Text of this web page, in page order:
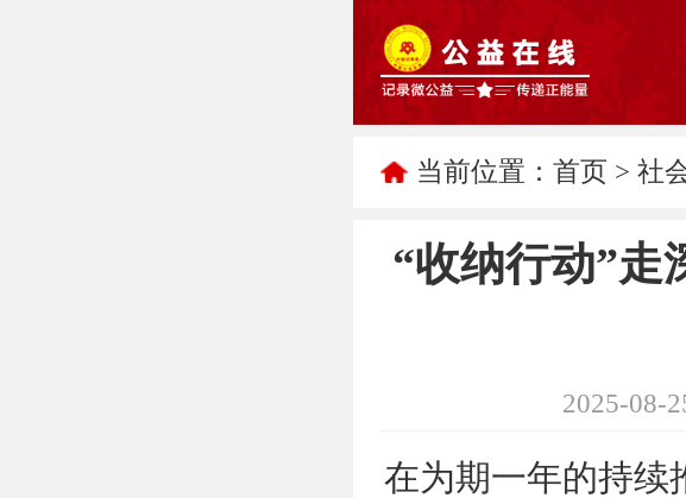
当前位置： 首页 > 社
“收纳行动”走
2025-08-
在为期一年的持续